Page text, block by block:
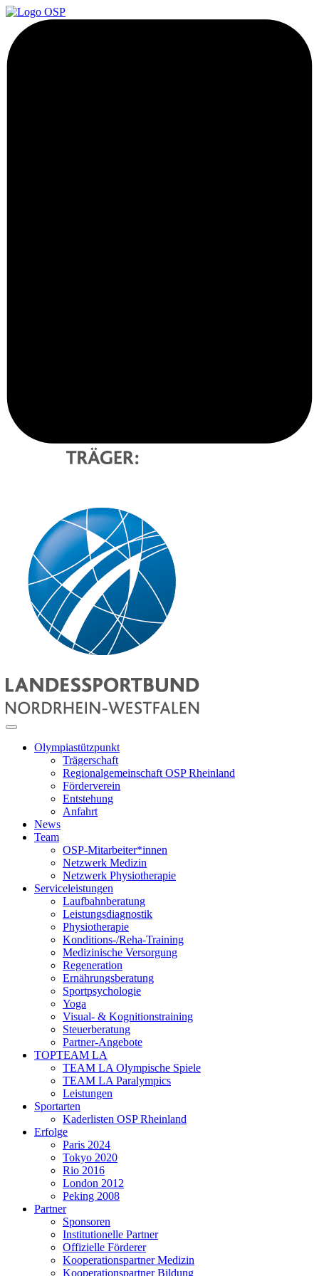
Olympiastützpunkt
Trägerschaft
Regionalgemeinschaft OSP Rheinland
Förderverein
Entstehung
Anfahrt
News
Team
OSP-Mitarbeiter*innen
Netzwerk Medizin
Netzwerk Physiotherapie
Serviceleistungen
Laufbahnberatung
Leistungsdiagnostik
Physiotherapie
Konditions-/Reha-Training
Medizinische Versorgung
Regeneration
Ernährungsberatung
Sportpsychologie
Yoga
Visual- & Kognitionstraining
Steuerberatung
Partner-Angebote
TOPTEAM LA
TEAM LA Olympische Spiele
TEAM LA Paralympics
Leistungen
Sportarten
Kaderlisten OSP Rheinland
Erfolge
Paris 2024
Tokyo 2020
Rio 2016
London 2012
Peking 2008
Partner
Sponsoren
Institutionelle Partner
Offizielle Förderer
Kooperationspartner Medizin
Kooperationspartner Bildung